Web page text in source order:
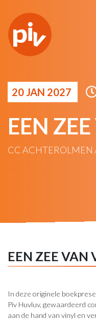
20 JAN 2027
EEN
CC ACHTEROLMEN
EEN ZEE VAN
In deze originele
Piv Huvluv, gewaardeerd
aan de hand van vinyl en